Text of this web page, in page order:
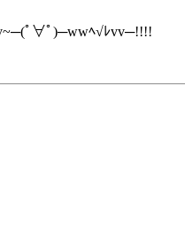
ﾟ∀ﾟ)─wwﾍ√ﾚvv─!!!!